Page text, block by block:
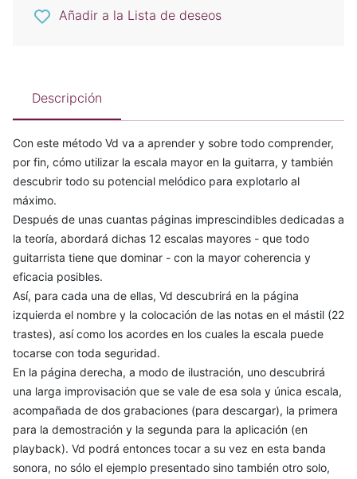
Añadir a la Lista de deseos
Descripción
Con este método Vd va a aprender y sobre todo comprender,
por fin, cómo utilizar la escala mayor en la guitarra, y también
descubrir todo su potencial melódico para explotarlo al
máximo.
Después de unas cuantas páginas imprescindibles dedicadas a
la teoría, abordará dichas 12 escalas mayores - que todo
guitarrista tiene que dominar - con la mayor coherencia y
eficacia posibles.
Así, para cada una de ellas, Vd descubrirá en la página
izquierda el nombre y la colocación de las notas en el mástil (22
trastes), así como los acordes en los cuales la escala puede
tocarse con toda seguridad.
En la página derecha, a modo de ilustración, uno descubrirá
una larga improvisación que se vale de esa sola y única escala,
acompañada de dos grabaciones (para descargar), la primera
para la demostración y la segunda para la aplicación (en
playback). Vd podrá entonces tocar a su vez en esta banda
sonora, no sólo el ejemplo presentado sino también otro solo,